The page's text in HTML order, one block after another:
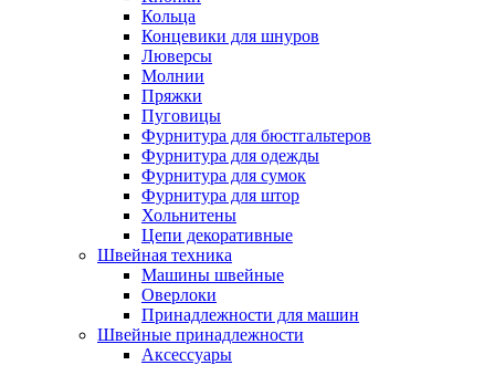
Кольца
Концевики для шнуров
Люверсы
Молнии
Пряжки
Пуговицы
Фурнитура для бюстгальтеров
Фурнитура для одежды
Фурнитура для сумок
Фурнитура для штор
Хольнитены
Цепи декоративные
Швейная техника
Машины швейные
Оверлоки
Принадлежности для машин
Швейные принадлежности
Аксессуары